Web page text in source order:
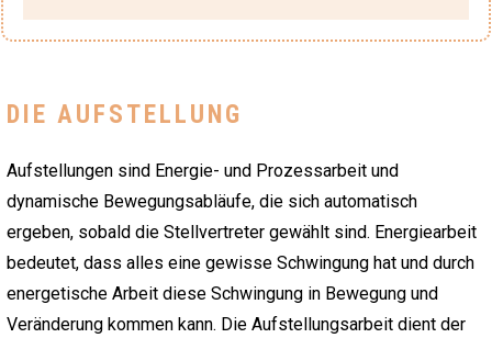
DIE AUFSTELLUNG
Aufstellungen sind Energie- und Prozessarbeit und
dynamische Bewegungsabläufe, die sich automatisch
ergeben, sobald die Stellvertreter gewählt sind. Energiearbeit
bedeutet, dass alles eine gewisse Schwingung hat und durch
energetische Arbeit diese Schwingung in Bewegung und
Veränderung kommen kann. Die Aufstellungsarbeit dient der